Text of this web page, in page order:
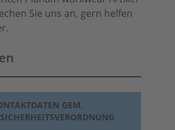
Sie uns an, gern helfen
GEM.